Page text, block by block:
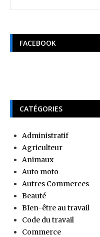
FACEBOOK
CATÉGORIES
Administratif
Agriculteur
Animaux
Auto moto
Autres Commerces
Beauté
BIen-être au travail
Code du travail
Commerce